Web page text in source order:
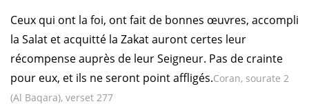
Ceux qui ont la foi, ont fait de bonnes œuvres, accompli
la Salat et acquitté la Zakat auront certes leur
récompense auprès de leur Seigneur. Pas de crainte
pour eux, et ils ne seront point affligés.Coran, sourate 2
(Al Baqara), verset 277